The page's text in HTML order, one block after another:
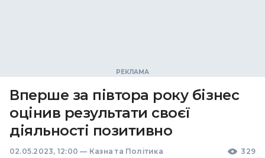
Вперше за півтора року бізнес
оцінив результати своєї
діяльності позитивно
02.05.2023, 12:00 — Казна та Політика 329